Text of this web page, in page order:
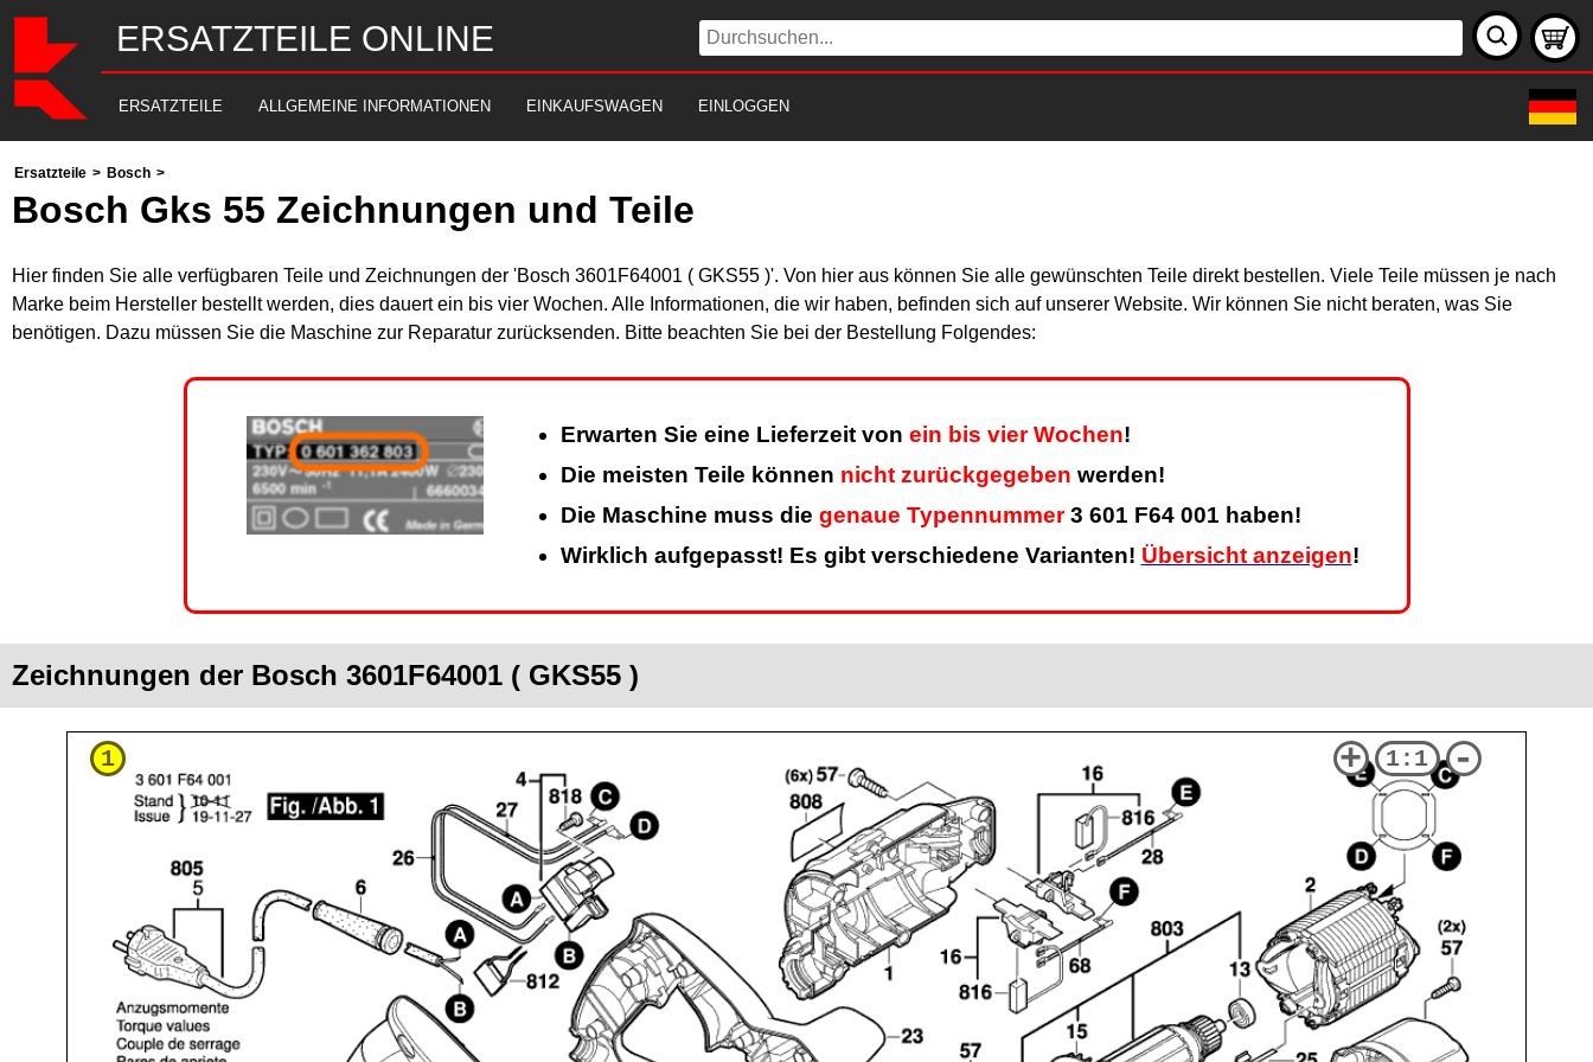
ERSATZTEILE ONLINE
ERSATZTEILE ALLGEMEINE INFORMATIONEN EINKAUFSWAGEN EINLOGGEN
Ersatzteile > Bosch >
Bosch Gks 55 Zeichnungen und Teile
Hier finden Sie alle verfügbaren Teile und Zeichnungen der 'Bosch 3601F64001 ( GKS55 )'. Von hier aus können Sie alle gewünschten Teile direkt bestellen. Viele Teile müssen je nach
Marke beim Hersteller bestellt werden, dies dauert ein bis vier Wochen. Alle Informationen, die wir haben, befinden sich auf unserer Website. Wir können Sie nicht beraten, was Sie
benötigen. Dazu müssen Sie die Maschine zur Reparatur zurücksenden. Bitte beachten Sie bei der Bestellung Folgendes:
Erwarten Sie eine Lieferzeit von ein bis vier Wochen!
Die meisten Teile können nicht zurückgegeben werden!
Die Maschine muss die genaue Typennummer3 601 F64 001 haben!
Wirklich aufgepasst! Es gibt verschiedene Varianten! Übersicht anzeigen!
Zeichnungen der Bosch 3601F64001 ( GKS55 )
1 + 1:1 -